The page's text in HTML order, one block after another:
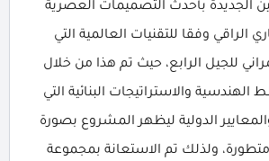
الجديدة بأحدث التصميمات العصرية
الراقي وفقا للتقنيات العالمية التي
للجيل الرابع، حيث تم هذا من خلال
والاستراتيجات البنائية التي
الدولية ليظهر المشروع بصورة
ولذلك تم الاستعانة بمجموعة